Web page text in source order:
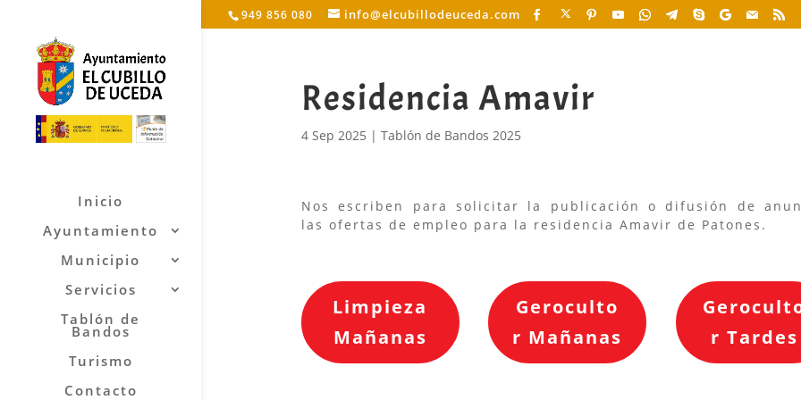
949 856 080 info@elcubillodeuceda.com
Inicio
Ayuntamiento
Municipio
Servicios
Tablón de
Bandos
Turismo
Contacto
Residencia Amavir
4 Sep 2025 | Tablón de Bandos 2025
Nos escriben para solicitar la publicación o difusión de
las ofertas de empleo para la residencia Amavir de Patones.
Limpieza
Mañanas
Geroculto
r Mañanas
r Tardes